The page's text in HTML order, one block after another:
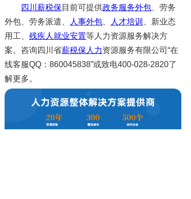
四川薪税保 目前可提供政务服务外包 、劳务
外包、劳务派遣、
人事外包 人才培训
、新业态
用工、残疾人就业安置等人力资源服务解决方
案。咨询四川省薪税保人力资源服务有限公司“在
线客服QQ：860045838”或致电400-028-2820了
解更多。